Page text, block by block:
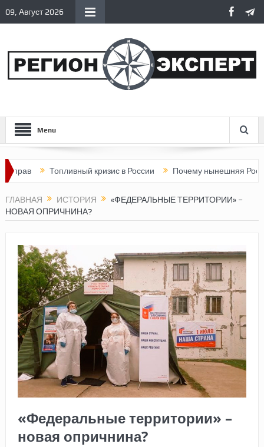
09, Август 2026
Menu
Топливный кризис в России Почему нынешняя Россия
ГЛАВНАЯ ИСТОРИЯ
«ФЕДЕРАЛЬНЫЕ ТЕРРИТОРИИ» –
НОВАЯ ОПРИЧНИНА?
«Федеральные территории» –
новая опричнина?